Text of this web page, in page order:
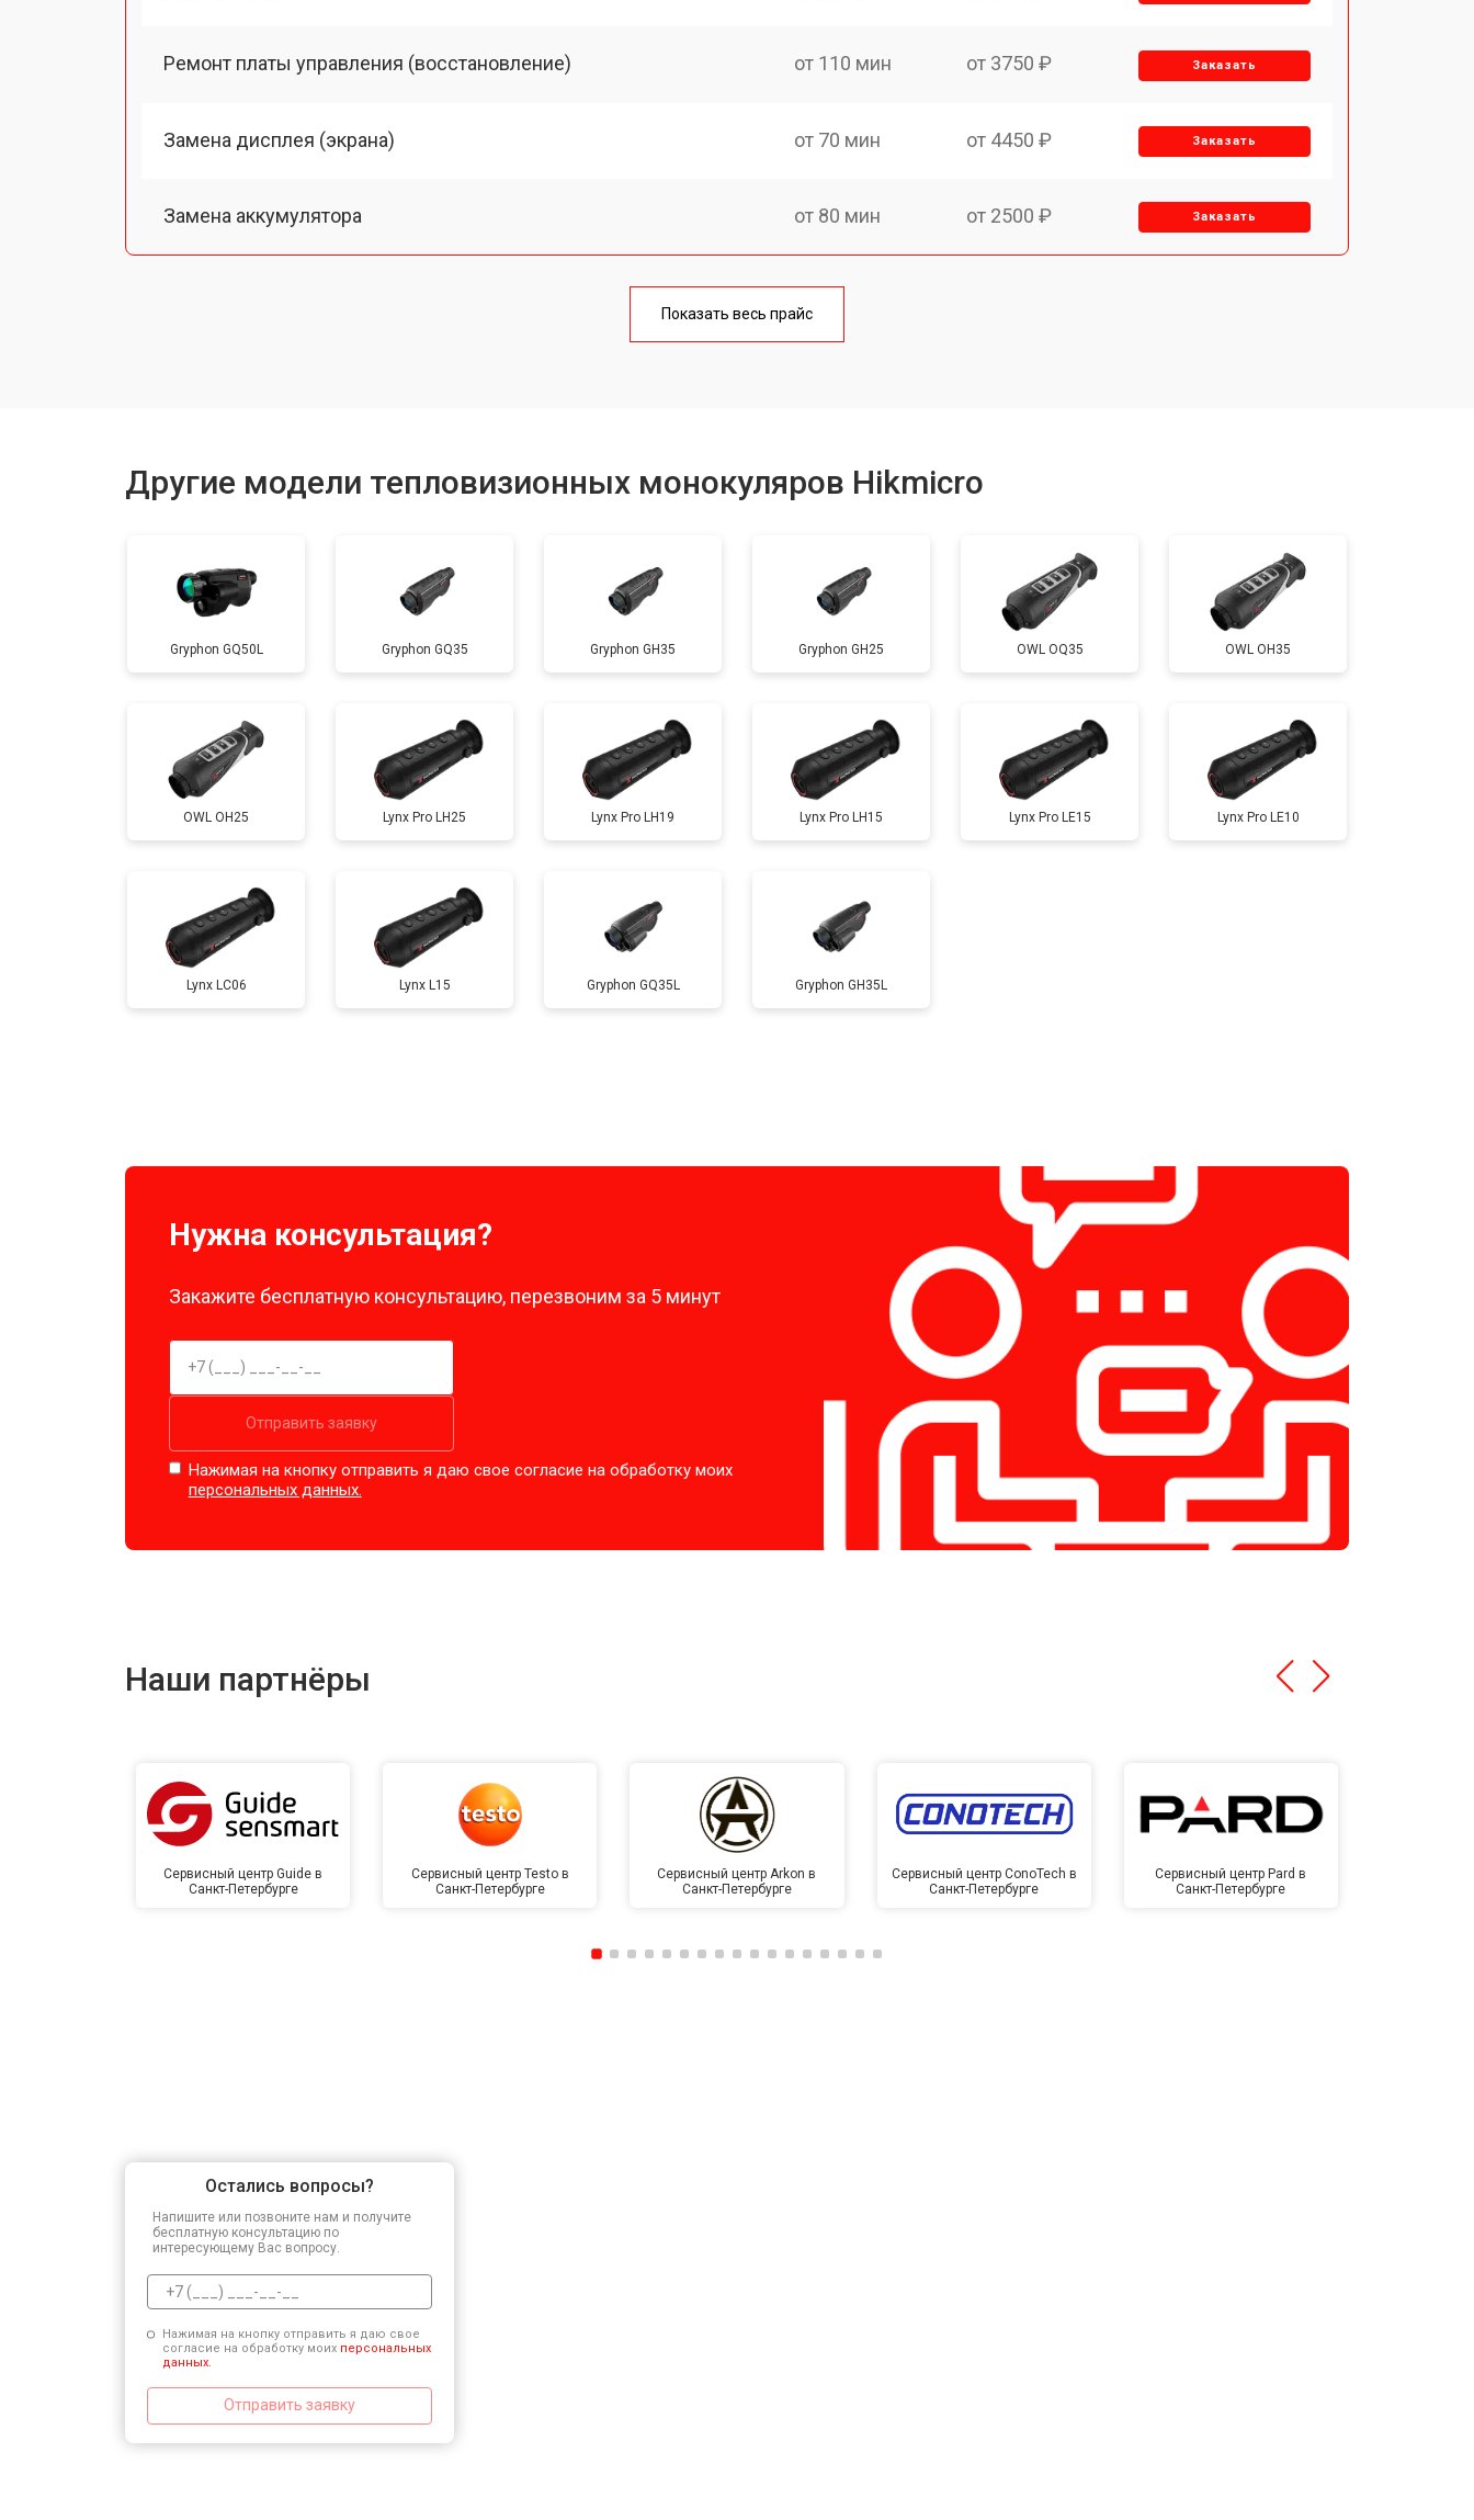
Ремонт платы управления (восстановление) от 110 мин от 3750 ₽ Заказать
Замена дисплея (экрана) от 70 мин от 4450 ₽ Заказать
Замена аккумулятора от 80 мин от 2500 ₽ Заказать
от 60 мин
Показать весь прайс
Другие модели тепловизионных монокуляров Hikmicro
Gryphon GQ50L Gryphon GQ35 Gryphon GH35 Gryphon GH25 OWL OQ35 OWL OH35
OWL OH25 Lynx Pro LH25 Lynx Pro LH19 Lynx Pro LH15 Lynx Pro LE15 Lynx Pro LE10
Lynx LC06 Lynx L15 Gryphon GQ35L Gryphon GH35L
Нужна консультация?
Закажите бесплатную консультацию, перезвоним за 5 минут
Отправить заявку
Нажимая на кнопку отправить я даю свое согласие на обработку моих
персональных данных.
Наши партнёры
Сервисный центр Guide в
Санкт-Петербурге
Сервисный центр Testo в
Санкт-Петербурге
Сервисный центр Arkon в
Санкт-Петербурге
Сервисный центр ConoTech в
Санкт-Петербурге
Сервисный центр Pard в
Санкт-Петербурге
Остались вопросы?
Напишите или позвоните нам и получите
бесплатную консультацию по
интересующему Вас вопросу.
Нажимая на кнопку отправить я даю свое
согласие на обработку моих персональных
данных.
Отправить заявку